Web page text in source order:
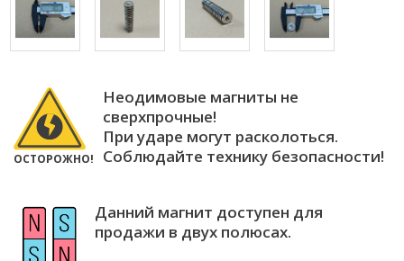
ОСТОРОЖНО!
Неодимовые магниты не
сверхпрочные!
При ударе могут расколоться.
Соблюдайте технику безопасности!
Данний магнит доступен для
продажи в двух полюсах.